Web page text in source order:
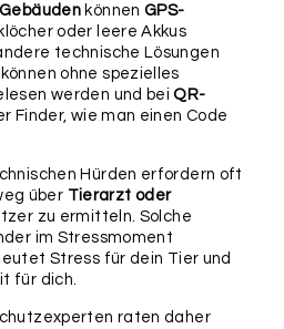
LEDERBÄNDCHEN
können GPS-
oder leere Akkus
technische Lösungen
ohne spezielles
werden und beiQR-
Finder, wie man einen Code
Hürden erfordern oft
über Tierarzt oder
zu ermitteln. Solche
im Stressmoment
Stress für dein Tier und
für dich.
raten daher